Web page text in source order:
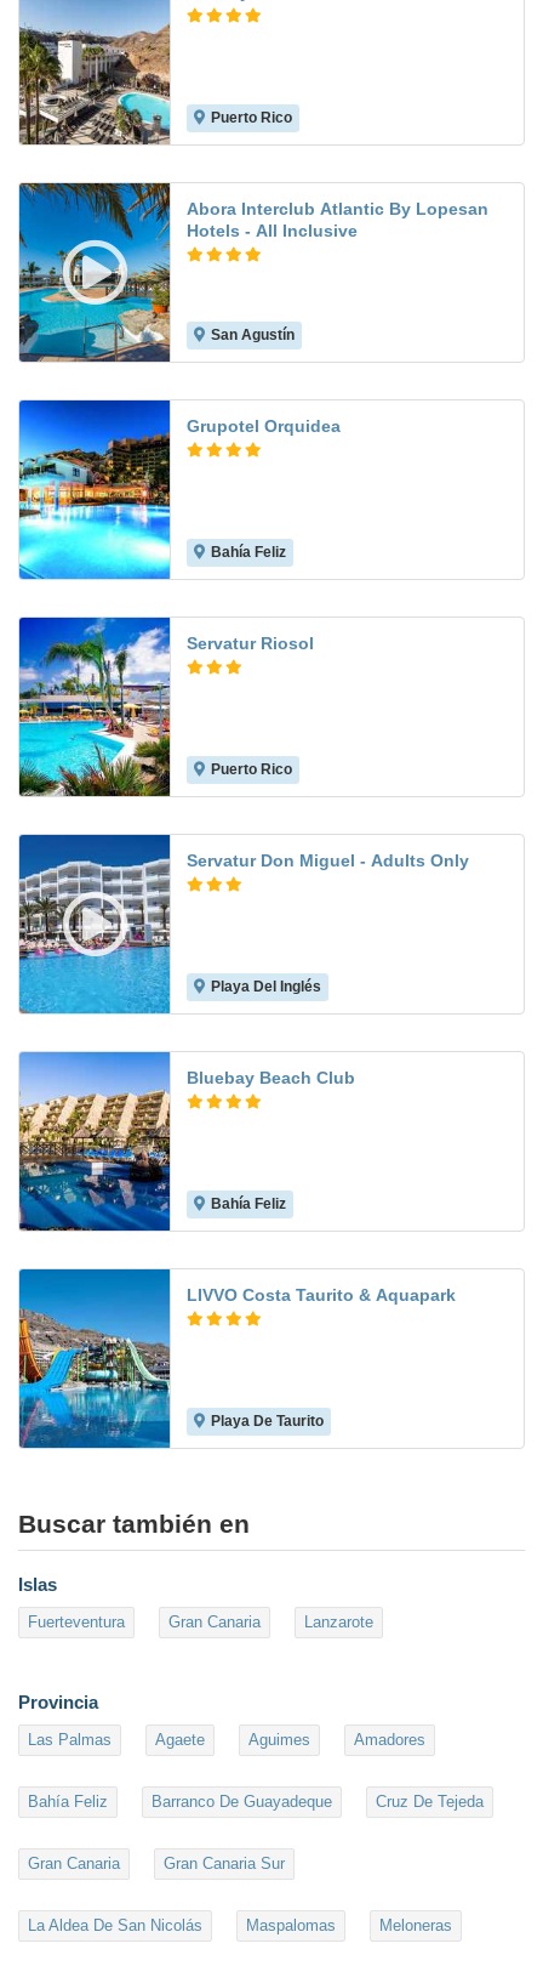
Puerto Rico
Abora Interclub Atlantic By Lopesan
Hotels - All Inclusive
San Agustín
Grupotel Orquidea
Bahía Feliz
Servatur Riosol
Puerto Rico
Servatur Don Miguel - Adults Only
Playa Del Inglés
Bluebay Beach Club
Bahía Feliz
LIVVO Costa Taurito & Aquapark
Playa De Taurito
Buscar también en
Islas
Fuerteventura Gran Canaria Lanzarote
Provincia
Las Palmas Agaete Aguimes Amadores
Bahía Feliz Barranco De Guayadeque Cruz De Tejeda
Gran Canaria Gran Canaria Sur
La Aldea De San Nicolás Maspalomas Meloneras